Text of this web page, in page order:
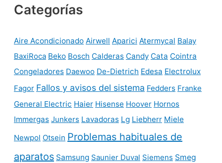
Categorías
Aire Acondicionado Airwell Aparici Atermycal Balay
BaxiRoca Beko Bosch Calderas Candy Cata Cointra
Congeladores Daewoo De-Dietrich Edesa Electrolux
Fagor Fallos y avisos del sistema Fedders Franke
General Electric Haier Hisense Hoover Hornos
Immergas Junkers Lavadoras Lg Liebherr Miele
Newpol Otsein Problemas habituales de
aparatos Samsung Saunier Duval Siemens Smeg